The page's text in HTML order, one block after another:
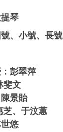
琴
、小號、長號
彭翠萍
斐文
景貽
、于汶蕙
悠